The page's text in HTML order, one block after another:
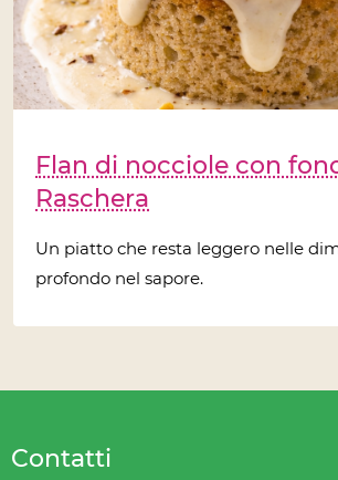
Flan di nocciole con
Raschera
Un piatto che resta leggero nelle
profondo nel sapore.
Contatti